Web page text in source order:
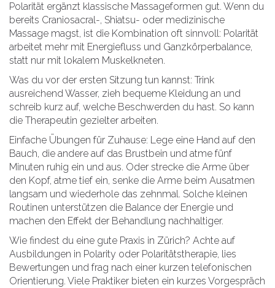
Polarität ergänzt klassische Massageformen gut. Wenn du
bereits Craniosacral-, Shiatsu- oder medizinische
Massage magst, ist die Kombination oft sinnvoll: Polarität
arbeitet mehr mit Energiefluss und Ganzkörperbalance,
statt nur mit lokalem Muskelkneten.
Was du vor der ersten Sitzung tun kannst: Trink
ausreichend Wasser, zieh bequeme Kleidung an und
schreib kurz auf, welche Beschwerden du hast. So kann
die Therapeutin gezielter arbeiten.
Einfache Übungen für Zuhause: Lege eine Hand auf den
Bauch, die andere auf das Brustbein und atme fünf
Minuten ruhig ein und aus. Oder strecke die Arme über
den Kopf, atme tief ein, senke die Arme beim Ausatmen
langsam und wiederhole das zehnmal. Solche kleinen
Routinen unterstützen die Balance der Energie und
machen den Effekt der Behandlung nachhaltiger.
Wie findest du eine gute Praxis in Zürich? Achte auf
Ausbildungen in Polarity oder Polaritätstherapie, lies
Bewertungen und frag nach einer kurzen telefonischen
Orientierung. Viele Praktiker bieten ein kurzes Vorgespräch